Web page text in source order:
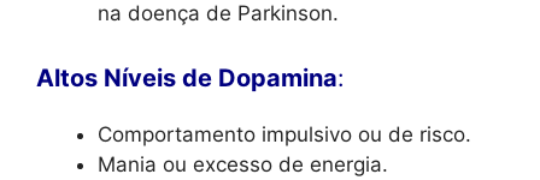
na doença de Parkinson.
Altos Níveis de Dopamina:
Comportamento impulsivo ou de risco.
Mania ou excesso de energia.